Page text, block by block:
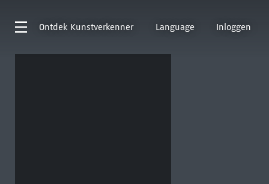
Ontdek Kunstverkenner Language Inloggen